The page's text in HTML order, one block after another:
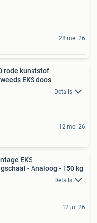
28 mei 26
rode kunststof
EKS doos
Details
12 mei 26
EKS
- Analoog - 150 kg
Details
12 jul 26